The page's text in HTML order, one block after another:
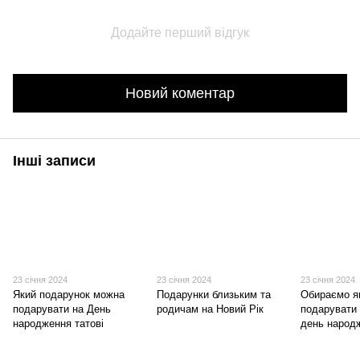
Додайте перший відгук
Новий коментар
Інші записи
23 січня 2024
Який подарунок можна
подарувати на День
народження татові
23 січня 2024
Подарунки близьким та
родичам на Новий Рік
23 січня 2024
Обираємо
подарувати
день